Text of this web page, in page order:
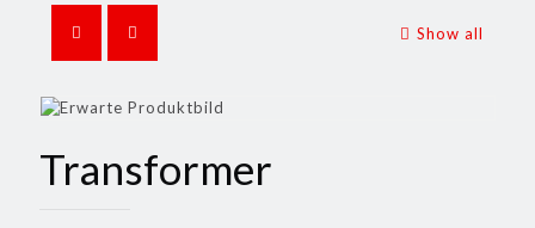
Show all
Transformer